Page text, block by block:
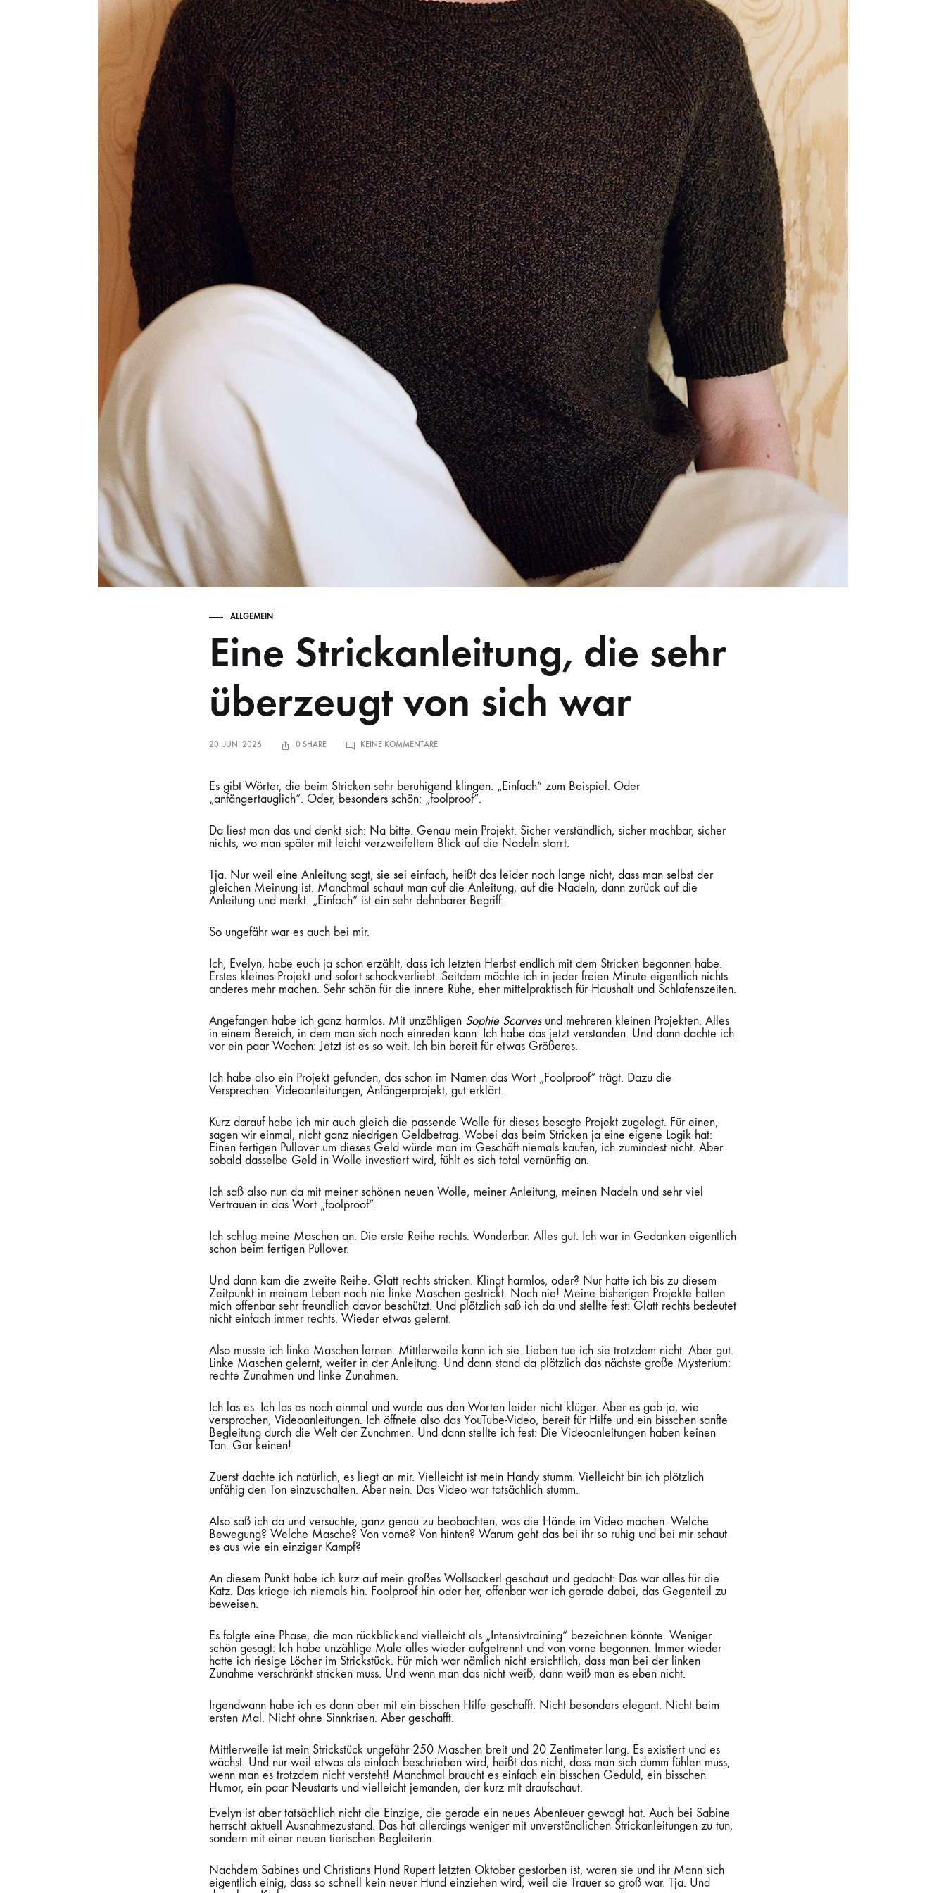
ALLGEMEIN
Eine Strickanleitung, die sehr
überzeugt von sich war
20. JUNI 2026 0 SHARE KEINE KOMMENTAREZU
ÜBERZEUGT
VON
SICH
Es gibt Wörter, die beim Stricken sehr beruhigend klingen. „Einfach“ zum Beispiel. Oder
„anfängertauglich“. Oder, besonders schön: „foolproof“.
Da liest man das und denkt sich: Na bitte. Genau mein Projekt. Sicher verständlich, sicher machbar, sicher
nichts, wo man später mit leicht verzweifeltem Blick auf die Nadeln starrt.
Tja. Nur weil eine Anleitung sagt, sie sei einfach, heißt das leider noch lange nicht, dass man selbst der
gleichen Meinung ist. Manchmal schaut man auf die Anleitung, auf die Nadeln, dann zurück auf die
Anleitung und merkt: „Einfach“ ist ein sehr dehnbarer Begriff.
So ungefähr war es auch bei mir.
Ich, Evelyn, habe euch ja schon erzählt, dass ich letzten Herbst endlich mit dem Stricken begonnen habe.
Erstes kleines Projekt und sofort schockverliebt. Seitdem möchte ich in jeder freien Minute eigentlich nichts
anderes mehr machen. Sehr schön für die innere Ruhe, eher mittelpraktisch für Haushalt und Schlafenszeiten.
Angefangen habe ich ganz harmlos. Mit unzähligen Sophie Scarvesund mehreren kleinen Projekten. Alles
in einem Bereich, in dem man sich noch einreden kann: Ich habe das jetzt verstanden. Und dann dachte ich
vor ein paar Wochen: Jetzt ist es so weit. Ich bin bereit für etwas Größeres.
Ich habe also ein Projekt gefunden, das schon im Namen das Wort „Foolproof“ trägt. Dazu die
Versprechen: Videoanleitungen, Anfängerprojekt, gut erklärt.
Kurz darauf habe ich mir auch gleich die passende Wolle für dieses besagte Projekt zugelegt. Für einen,
sagen wir einmal, nicht ganz niedrigen Geldbetrag. Wobei das beim Stricken ja eine eigene Logik hat:
Einen fertigen Pullover um dieses Geld würde man im Geschäft niemals kaufen, ich zumindest nicht. Aber
sobald dasselbe Geld in Wolle investiert wird, fühlt es sich total vernünftig an.
Ich saß also nun da mit meiner schönen neuen Wolle, meiner Anleitung, meinen Nadeln und sehr viel
Vertrauen in das Wort „foolproof“.
Ich schlug meine Maschen an. Die erste Reihe rechts. Wunderbar. Alles gut. Ich war in Gedanken eigentlich
schon beim fertigen Pullover.
Und dann kam die zweite Reihe. Glatt rechts stricken. Klingt harmlos, oder? Nur hatte ich bis zu diesem
Zeitpunkt in meinem Leben noch nie linke Maschen gestrickt. Noch nie! Meine bisherigen Projekte hatten
mich offenbar sehr freundlich davor beschützt. Und plötzlich saß ich da und stellte fest: Glatt rechts bedeutet
nicht einfach immer rechts. Wieder etwas gelernt.
Also musste ich linke Maschen lernen. Mittlerweile kann ich sie. Lieben tue ich sie trotzdem nicht. Aber gut.
Linke Maschen gelernt, weiter in der Anleitung. Und dann stand da plötzlich das nächste große Mysterium:
rechte Zunahmen und linke Zunahmen.
Ich las es. Ich las es noch einmal und wurde aus den Worten leider nicht klüger. Aber es gab ja, wie
versprochen, Videoanleitungen. Ich öffnete also das YouTube-Video, bereit für Hilfe und ein bisschen sanfte
Begleitung durch die Welt der Zunahmen. Und dann stellte ich fest: Die Videoanleitungen haben keinen
Ton. Gar keinen!
Zuerst dachte ich natürlich, es liegt an mir. Vielleicht ist mein Handy stumm. Vielleicht bin ich plötzlich
unfähig den Ton einzuschalten. Aber nein. Das Video war tatsächlich stumm.
Also saß ich da und versuchte, ganz genau zu beobachten, was die Hände im Video machen. Welche
Bewegung? Welche Masche? Von vorne? Von hinten? Warum geht das bei ihr so ruhig und bei mir schaut
es aus wie ein einziger Kampf?
An diesem Punkt habe ich kurz auf mein großes Wollsackerl geschaut und gedacht: Das war alles für die
Katz. Das kriege ich niemals hin. Foolproof hin oder her, offenbar war ich gerade dabei, das Gegenteil zu
beweisen.
Es folgte eine Phase, die man rückblickend vielleicht als „Intensivtraining“ bezeichnen könnte. Weniger
schön gesagt: Ich habe unzählige Male alles wieder aufgetrennt und von vorne begonnen. Immer wieder
hatte ich riesige Löcher im Strickstück. Für mich war nämlich nicht ersichtlich, dass man bei der linken
Zunahme verschränkt stricken muss. Und wenn man das nicht weiß, dann weiß man es eben nicht.
Irgendwann habe ich es dann aber mit ein bisschen Hilfe geschafft. Nicht besonders elegant. Nicht beim
ersten Mal. Nicht ohne Sinnkrisen. Aber geschafft.
Mittlerweile ist mein Strickstück ungefähr 250 Maschen breit und 20 Zentimeter lang. Es existiert und es
wächst. Und nur weil etwas als einfach beschrieben wird, heißt das nicht, dass man sich dumm fühlen muss,
wenn man es trotzdem nicht versteht! Manchmal braucht es einfach ein bisschen Geduld, ein bisschen
Humor, ein paar Neustarts und vielleicht jemanden, der kurz mit draufschaut.
Evelyn ist aber tatsächlich nicht die Einzige, die gerade ein neues Abenteuer gewagt hat. Auch bei Sabine
herrscht aktuell Ausnahmezustand. Das hat allerdings weniger mit unverständlichen Strickanleitungen zu tun,
sondern mit einer neuen tierischen Begleiterin.
Nachdem Sabines und Christians Hund Rupert letzten Oktober gestorben ist, waren sie und ihr Mann sich
eigentlich einig, dass so schnell kein neuer Hund einziehen wird, weil die Trauer so groß war. Tja. Und